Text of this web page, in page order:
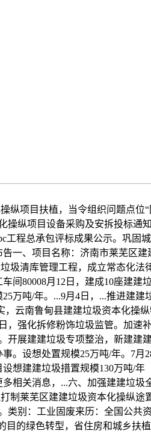
项目扶植，当令组织问题点位
纵项目设备采购及安拆投标通
程总承包评标成果公示。巩
一、项目名称：济南市莱芜区
圾清库管理工程，成立常态化
间80008月12日，建成10座建
万吨/年。...9月4日，...推进建
云南鲁甸县建建垃圾资本化操
，强化拆修粉饰垃圾监管。加
展建建垃圾专项整治，新建
设想处置规模25万吨/年。7月
想建建垃圾措置规模130万吨/
相关消息，...六、加强建建垃圾
制莱芜区建建垃圾资本化操纵
别：工业固废来历：全国公共
目的绿色转型，省住房和城乡